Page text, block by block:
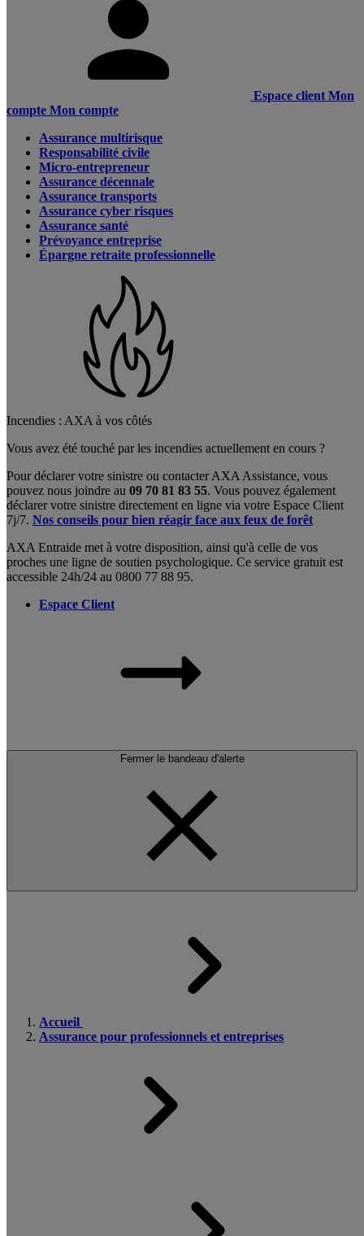
Espace client Mon
compte Mon compte
Assurance multirisque
Responsabilité civile
Micro-entrepreneur
Assurance décennale
Assurance transports
Assurance cyber risques
Assurance santé
Prévoyance entreprise
Épargne retraite professionnelle
Incendies : AXA à vos côtés
Vous avez été touché par les incendies actuellement en cours ?
Pour déclarer votre sinistre ou contacter AXA Assistance, vous
pouvez nous joindre au 09 70 81 83 55. Vous pouvez également
déclarer votre sinistre directement en ligne via votre Espace Client
7j/7. Nos conseils pour bien réagir face aux feux de forêt
AXA Entraide met à votre disposition, ainsi qu'à celle de vos
proches une ligne de soutien psychologique. Ce service gratuit est
accessible 24h/24 au 0800 77 88 95.
Espace Client
Fermer le bandeau d'alerte
Accueil
Assurance pour professionnels et entreprises